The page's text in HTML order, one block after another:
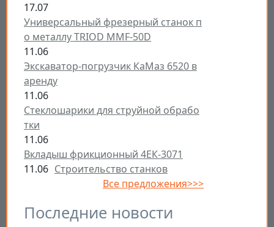
17.07
Универсальный фрезерный станок п
о металлу TRIOD MMF-50D
11.06
Экскаватор-погрузчик КаМаз 6520 в
аренду
11.06
Стеклошарики для струйной обрабо
тки
11.06
Вкладыш фрикционный 4ЕК-3071
11.06 Строительство станков
Все предложения>>>
Последние новости